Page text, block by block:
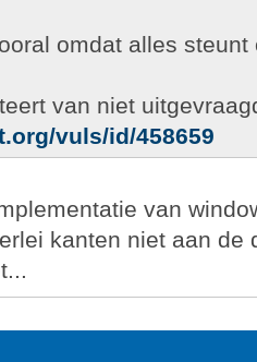
omdat alles steunt
van niet
vuls/id/458659
van
kanten niet aan de